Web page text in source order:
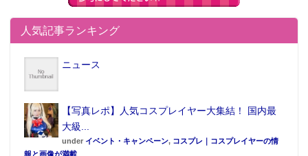
人気記事ランキング
ニュース
【写真レポ】人気コスプレイヤー大集結！ 国内最
大級...
under イベント・キャンペーン, コスプレ｜コスプレイヤーの情
報と画像が満載